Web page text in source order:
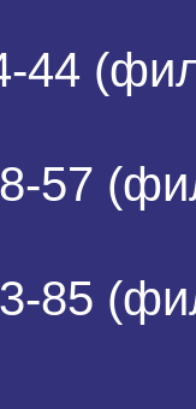
44
57
85